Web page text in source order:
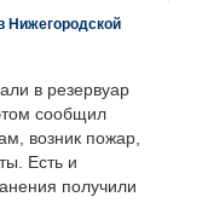
Нижегородской
в резервуар
сообщил
возник пожар,
Есть и
получили